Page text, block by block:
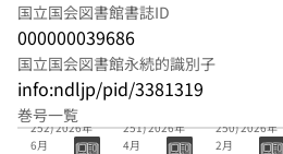
国立国会図書館書誌ID
000000039686
国立国会図書館永続的識別子
info:ndljp/pid/3381319
巻号一覧
45巻3号(通号
252) 2026年
6月
251) 2026年
4月
250) 2026年
2月